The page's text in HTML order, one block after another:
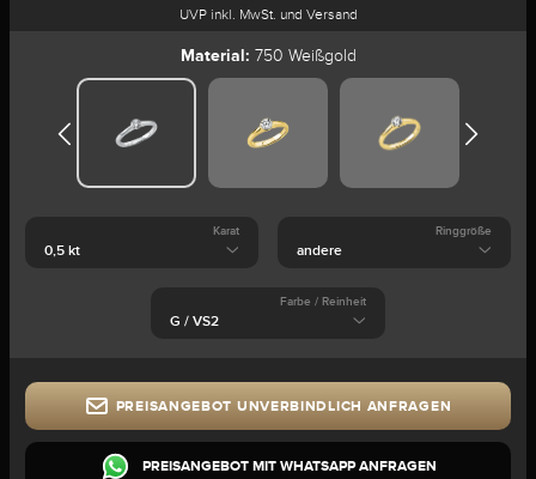
UVP inkl. MwSt. und Versand
Material: 750 Weißgold
Karat Ringgröße
Farbe / Reinheit
PREISANGEBOT UNVERBINDLICH ANFRAGEN
PREISANGEBOT MIT WHATSAPP ANFRAGEN